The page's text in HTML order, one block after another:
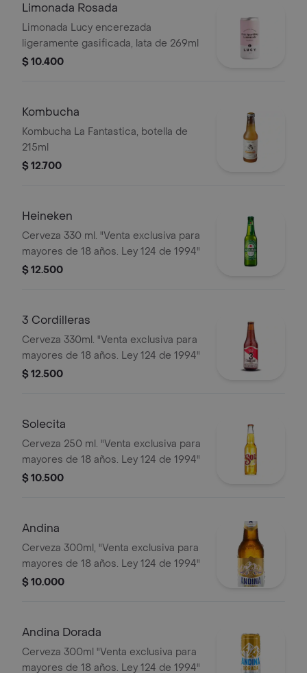
Limonada Rosada
Limonada Lucy encerezada
ligeramente gasificada, lata de 269ml
$ 10.400
Kombucha
Kombucha La Fantastica, botella de
215ml
$ 12.700
Heineken
Cerveza 330 ml. "Venta exclusiva para
mayores de 18 años. Ley 124 de 1994"
$ 12.500
3 Cordilleras
Cerveza 330ml. "Venta exclusiva para
mayores de 18 años. Ley 124 de 1994"
$ 12.500
Solecita
Cerveza 250 ml. "Venta exclusiva para
mayores de 18 años. Ley 124 de 1994"
$ 10.500
Andina
Cerveza 300ml, "Venta exclusiva para
mayores de 18 años. Ley 124 de 1994"
$ 10.000
Andina Dorada
Cerveza 300ml "Venta exclusiva para
mayores de 18 años. Ley 124 de 1994"